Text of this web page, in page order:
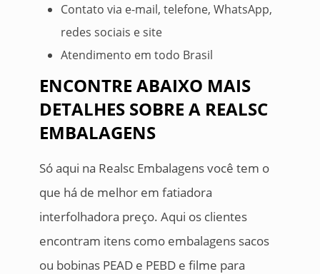
Contato via e-mail, telefone, WhatsApp,
redes sociais e site
Atendimento em todo Brasil
ENCONTRE ABAIXO MAIS
DETALHES SOBRE A REALSC
EMBALAGENS
Só aqui na Realsc Embalagens você tem o
que há de melhor em fatiadora
interfolhadora preço. Aqui os clientes
encontram itens como embalagens sacos
ou bobinas PEAD e PEBD e filme para